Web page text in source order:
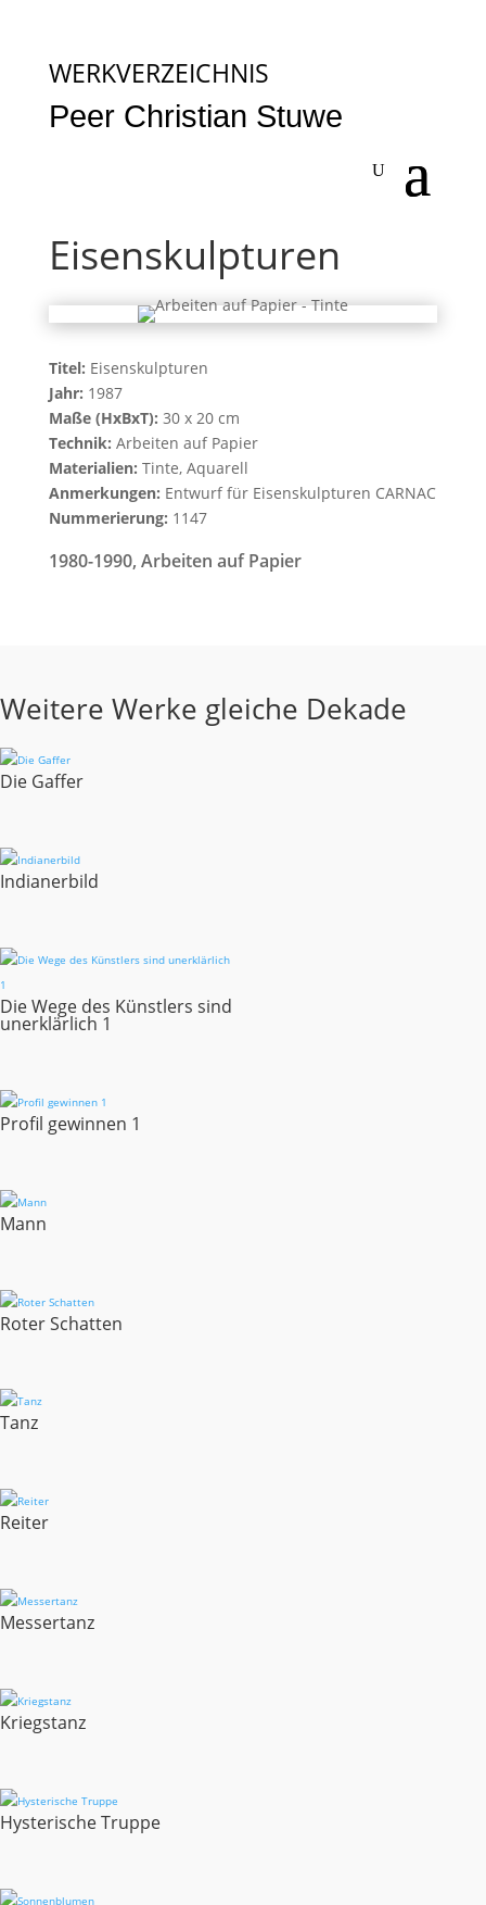
WERKVERZEICHNIS
Peer Christian Stuwe
Eisenskulpturen
Titel: Eisenskulpturen
Jahr: 1987
Maße (HxBxT): 30 x 20 cm
Technik: Arbeiten auf Papier
Materialien: Tinte, Aquarell
Anmerkungen: Entwurf für Eisenskulpturen CARNAC
Nummerierung: 1147
1980-1990, Arbeiten auf Papier
Weitere Werke gleiche Dekade
Die Gaffer
Indianerbild
Die Wege des Künstlers sind
unerklärlich 1
Profil gewinnen 1
Mann
Roter Schatten
Tanz
Reiter
Messertanz
Kriegstanz
Hysterische Truppe